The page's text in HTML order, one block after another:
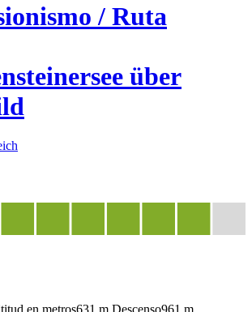
/ Ruta
über
en metros631 m Descenso961 m